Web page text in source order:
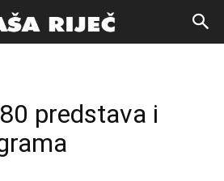
predstava i